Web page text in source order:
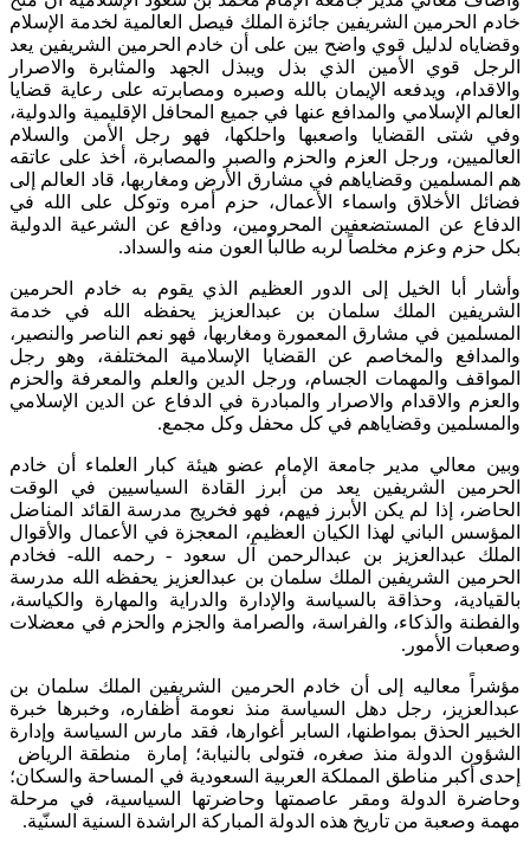
خادم الحرمين الشريفين جائزة الملك فيصل العالمية لخدمة الإسلام
وقضاياه لدليل قوي واضح بين على أن خادم الحرمين الشريفين يعد
الرجل قوي الأمين الذي بذل ويبذل الجهد والمثابرة والاصرار
والاقدام، ويدفعه الإيمان بالله وصبره ومصابرته على رعاية قضايا
العالم الإسلامي والمدافع عنها في جميع المحافل الإقليمية والدولية،
وفي شتى القضايا واصعبها واحلكها، فهو رجل الأمن والسلام
العالميين، ورجل العزم والحزم والصبر والمصابرة، أخذ على عاتقه
هم المسلمين وقضاياهم في مشارق الأرض ومغاربها، قاد العالم إلى
فضائل الأخلاق واسماء الأعمال، حزم أمره وتوكل على الله في
الدفاع عن المستضعفين المحرومين، ودافع عن الشرعية الدولية
بكل حزم وعزم مخلصاً لربه طالباً العون منه والسداد.
وأشار أبا الخيل إلى الدور العظيم الذي يقوم به خادم الحرمين
الشريفين الملك سلمان بن عبدالعزيز يحفظه الله في خدمة
المسلمين في مشارق المعمورة ومغاربها، فهو نعم الناصر والنصير،
والمدافع والمخاصم عن القضايا الإسلامية المختلفة، وهو رجل
المواقف والمهمات الجسام، ورجل الدين والعلم والمعرفة والحزم
والعزم والاقدام والاصرار والمبادرة في الدفاع عن الدين الإسلامي
والمسلمين وقضاياهم في كل محفل وكل مجمع.
وبين معالي مدير جامعة الإمام عضو هيئة كبار العلماء أن خادم
الحرمين الشريفين يعد من أبرز القادة السياسيين في الوقت
الحاضر، إذا لم يكن الأبرز فيهم، فهو فخريج مدرسة القائد المناضل
المؤسس الباني لهذا الكيان العظيم، المعجزة في الأعمال والأقوال
الملك عبدالعزيز بن عبدالرحمن آل سعود - رحمه الله- فخادم
الحرمين الشريفين الملك سلمان بن عبدالعزيز يحفظه الله مدرسة
بالقيادية، وحذاقة بالسياسة والإدارة والدراية والمهارة والكياسة،
والفطنة والذكاء، والفراسة، والصرامة والجزم والحزم في معضلات
وصعبات الأمور.
مؤشراً معاليه إلى أن خادم الحرمين الشريفين الملك سلمان بن
عبدالعزيز، رجل دهل السياسة منذ نعومة أظفاره، وخبرها خبرة
الخبير الحذق بمواطنها، السابر أغوارها، فقد مارس السياسة وإدارة
الشؤون الدولة منذ صغره، فتولى بالنيابة؛ إمارة منطقة الرياض
إحدى أكبر مناطق المملكة العربية السعودية في المساحة والسكان؛
وحاضرة الدولة ومقر عاصمتها وحاضرتها السياسية، في مرحلة
مهمة وصعبة من تاريخ هذه الدولة المباركة الراشدة السنية السنّية.